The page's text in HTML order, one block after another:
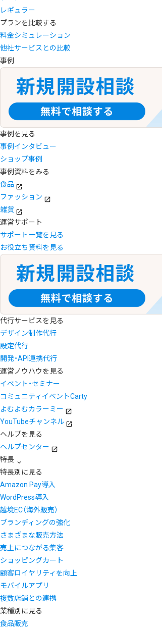
レギュラー
プランを比較する
料金シミュレーション
他社サービスとの比較
事例
事例を見る
事例インタビュー
ショップ事例
事例資料をみる
食品
ファッション
雑貨
運営サポート
サポート一覧を見る
お役立ち資料を見る
代行サービスを見る
デザイン制作代行
設定代行
開発・API連携代行
運営ノウハウを見る
イベント・セミナー
コミュニティイベントCarty
よむよむカラーミー
YouTubeチャンネル
ヘルプを見る
ヘルプセンター
特長
特長別に見る
Amazon Pay導入
WordPress導入
越境EC（海外販売）
ブランディングの強化
さまざまな販売方法
売上につながる集客
ショッピングカート
顧客ロイヤリティを向上
モバイルアプリ
複数店舗との連携
業種別に見る
食品販売